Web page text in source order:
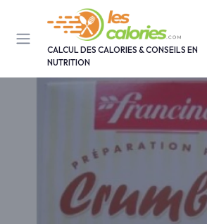
CALCUL DES CALORIES & CONSEILS EN
NUTRITION
Panneau de gestion des cookies